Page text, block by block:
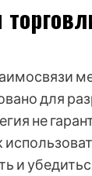
для
не
и